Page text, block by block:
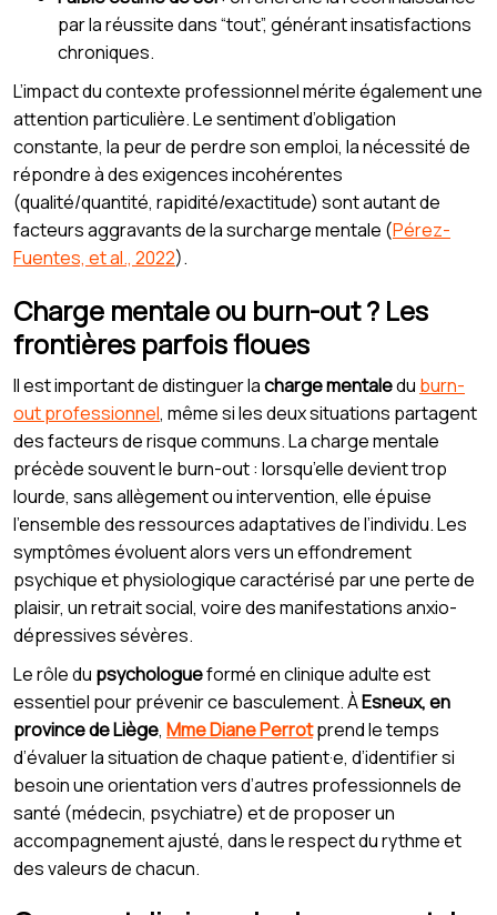
par la réussite dans “tout”, générant insatisfactions
chroniques.
L’impact du contexte professionnel mérite également une
attention particulière. Le sentiment d’obligation
constante, la peur de perdre son emploi, la nécessité de
répondre à des exigences incohérentes
(qualité/quantité, rapidité/exactitude) sont autant de
facteurs aggravants de la surcharge mentale (Pérez-
Fuentes, et al., 2022).
Charge mentale ou burn-out ? Les
frontières parfois floues
Il est important de distinguer lacharge mentaledu burn-
out professionnel, même si les deux situations partagent
des facteurs de risque communs. La charge mentale
précède souvent le burn-out : lorsqu’elle devient trop
lourde, sans allègement ou intervention, elle épuise
l’ensemble des ressources adaptatives de l’individu. Les
symptômes évoluent alors vers un effondrement
psychique et physiologique caractérisé par une perte de
plaisir, un retrait social, voire des manifestations anxio-
dépressives sévères.
Le rôle du psychologueformé en clinique adulte est
essentiel pour prévenir ce basculement. ÀEsneux, en
province de Liège, Mme Diane Perrotprend le temps
d’évaluer la situation de chaque patient·e, d’identifier si
besoin une orientation vers d’autres professionnels de
santé (médecin, psychiatre) et de proposer un
accompagnement ajusté, dans le respect du rythme et
des valeurs de chacun.